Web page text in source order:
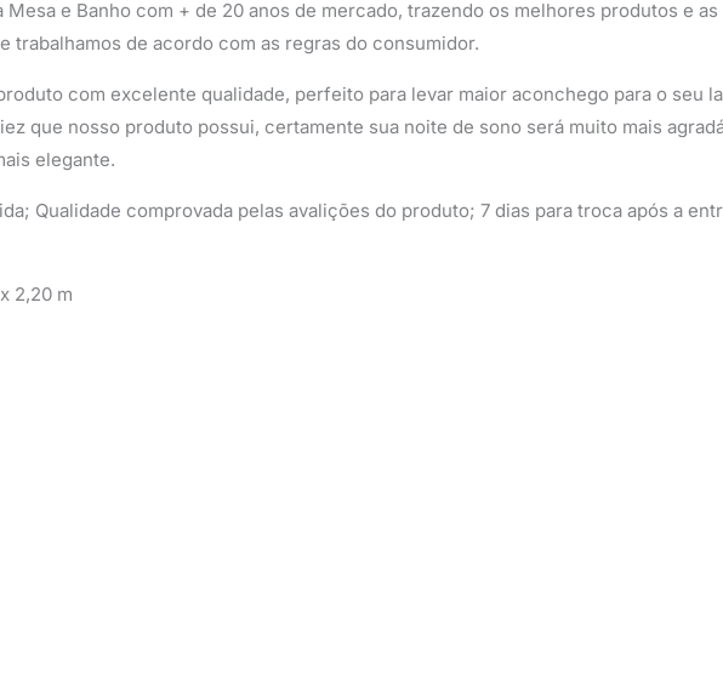
e Banho com + de 20 anos de mercado, trazendo os melhores produtos e
trabalhamos de acordo com as regras do consumidor.
com excelente qualidade, perfeito para levar maior aconchego para o seu
que nosso produto possui, certamente sua noite de sono será muito mais
elegante.
Qualidade comprovada pelas avalições do produto; 7 dias para troca após a
2,20 m